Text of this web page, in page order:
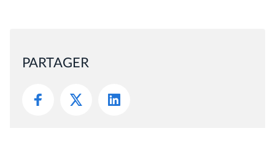
PARTAGER